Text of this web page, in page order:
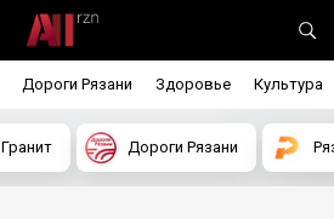
Дороги Рязани Здоровье Культура
Гранит Дороги Рязани